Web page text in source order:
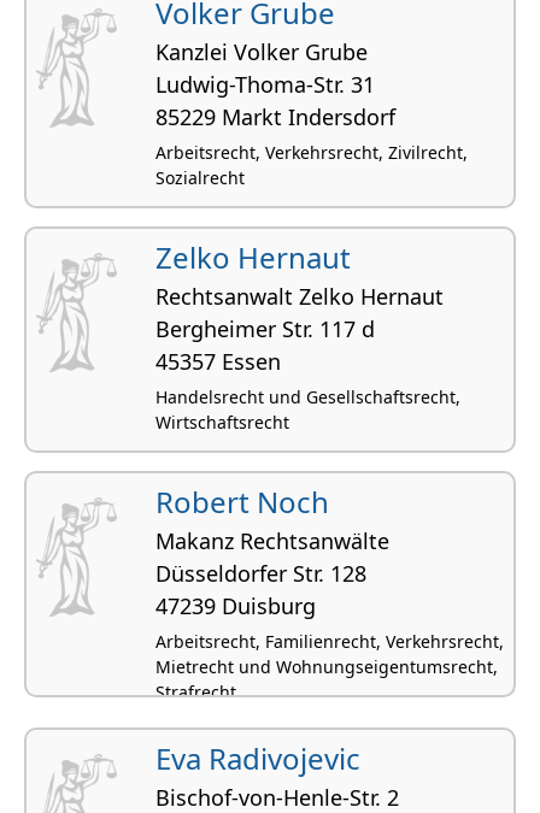
Volker Grube
Kanzlei Volker Grube
Ludwig-Thoma-Str. 31
85229 Markt Indersdorf
Arbeitsrecht, Verkehrsrecht, Zivilrecht,
Sozialrecht
Zelko Hernaut
Rechtsanwalt Zelko Hernaut
Bergheimer Str. 117 d
45357 Essen
Handelsrecht und Gesellschaftsrecht,
Wirtschaftsrecht
Robert Noch
Makanz Rechtsanwälte
Düssel­dorfer Str. 128
47239 Duisburg
Arbeitsrecht, Familienrecht, Verkehrsrecht,
Mietrecht und Wohnungseigentumsrecht,
Strafrecht
Eva Radivojevic
Bischof-von-Henle-Str. 2